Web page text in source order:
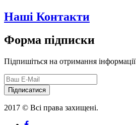
Наші Контакти
Форма підписки
Підпишіться на отримання інформації
Підписатися
2017 © Всі права захищені.